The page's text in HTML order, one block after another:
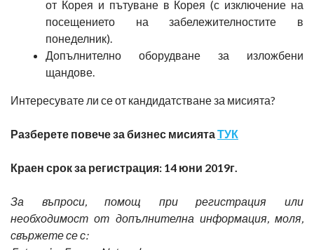
от Корея и пътуване в Корея (с изключение на
посещението на забележителностите в
понеделник).
Допълнително оборудване за изложбени
щандове.
Интересувате ли се от кандидатстване за мисията?
Разберете повече за бизнес мисиятаТУК
Краен срок за регистрация: 14 юни 2019г.
За въпроси, помощ при регистрация или
необходимост от допълнителна информация, моля,
свържете се с: